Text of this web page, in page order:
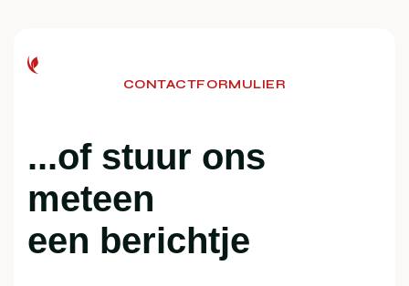
CONTACTFORMULIER
...of stuur ons
meteen
een berichtje